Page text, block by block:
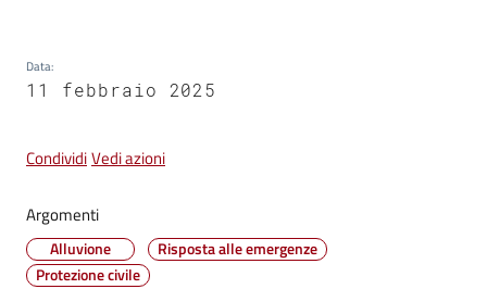
Seguici
su
Data:
11 febbraio 2025
CondividiVedi azioni
Argomenti
Alluvione
Risposta alle emergenze
Protezione civile